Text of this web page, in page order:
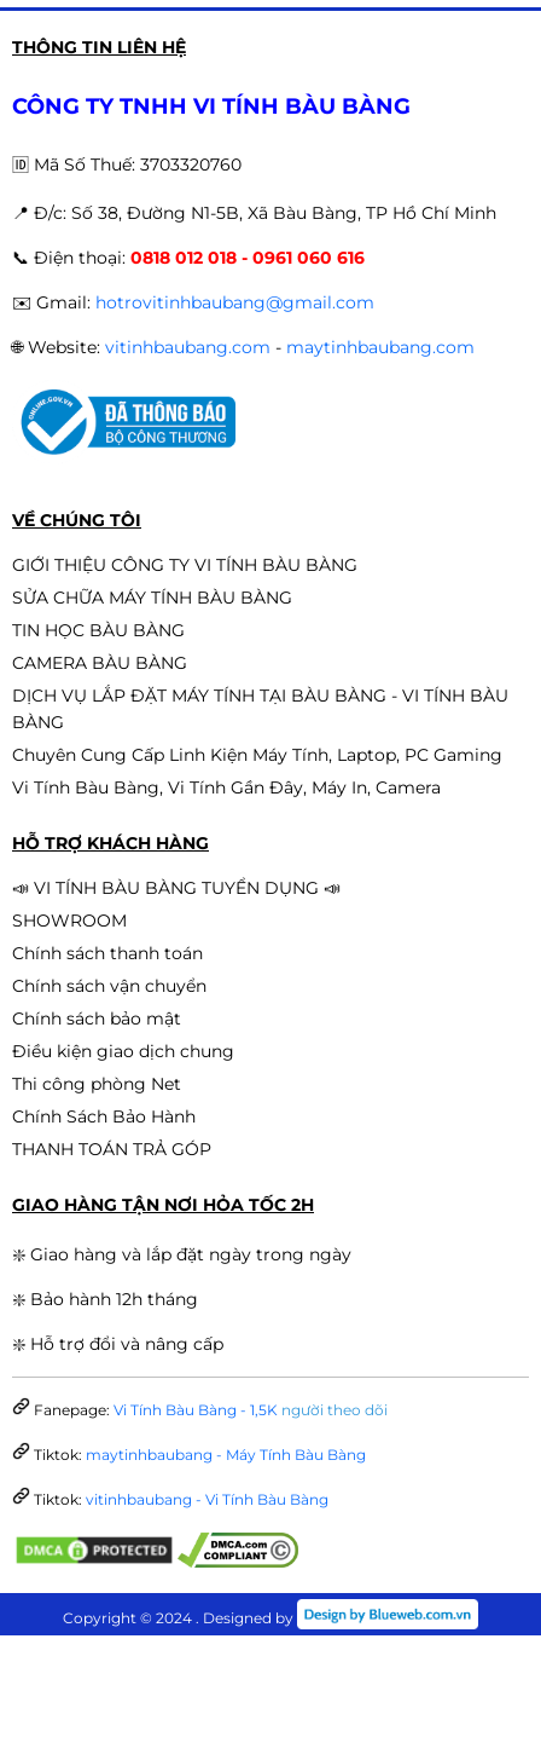
1.650.000đ 1.990.000đ
inch, Full HD, IPS, 100Hz
1.790.000đ 2.290.000đ
Màn hình Gaming E-DRA
EGM24F100s 24 inch FullHD 100hz
-14%
-9%
2.190.000đ
THÔNG TIN LIÊN HỆ
CÔNG TY TNHH VI TÍNH BÀU BÀNG
🆔 Mã Số Thuế: 3703320760
📍 Đ/c: Số 38, Đường N1-5B, Xã Bàu Bàng, TP Hồ Chí Minh
📞 Điện thoại: 0818 012 018 - 0961 060 616
✉️ Gmail: hotrovitinhbaubang@gmail.com
🌐Website: vitinhbaubang.com - maytinhbaubang.com
VỀ CHÚNG TÔI
GIỚI THIỆU CÔNG TY VI TÍNH BÀU BÀNG
SỬA CHỮA MÁY TÍNH BÀU BÀNG
TIN HỌC BÀU BÀNG
CAMERA BÀU BÀNG
DỊCH VỤ LẮP ĐẶT MÁY TÍNH TẠI BÀU BÀNG - VI TÍNH BÀU
BÀNG
Chuyên Cung Cấp Linh Kiện Máy Tính, Laptop, PC Gaming
Vi Tính Bàu Bàng, Vi Tính Gần Đây, Máy In, Camera
HỖ TRỢ KHÁCH HÀNG
📣 VI TÍNH BÀU BÀNG TUYỂN DỤNG 📣
SHOWROOM
Chính sách thanh toán
Chính sách vận chuyển
Chính sách bảo mật
Điều kiện giao dịch chung
Thi công phòng Net
Chính Sách Bảo Hành
THANH TOÁN TRẢ GÓP
GIAO HÀNG TẬN NƠI HỎA TỐC 2H
❇️ Giao hàng và lắp đặt ngày trong ngày
❇️ Bảo hành 12h tháng
❇️ Hỗ trợ đổi và nâng cấp
Fanepage: Vi Tính Bàu Bàng - 1,5K người theo dõi
Tiktok: maytinhbaubang - Máy Tính Bàu Bàng
Tiktok: vitinhbaubang - Vi Tính Bàu Bàng
Copyright © 2024 . Designed by